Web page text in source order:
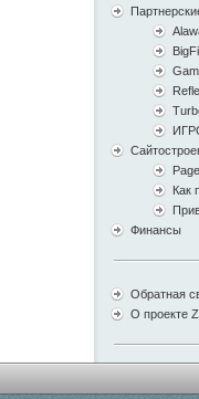
Как
Финансы
Обратная
О проекте